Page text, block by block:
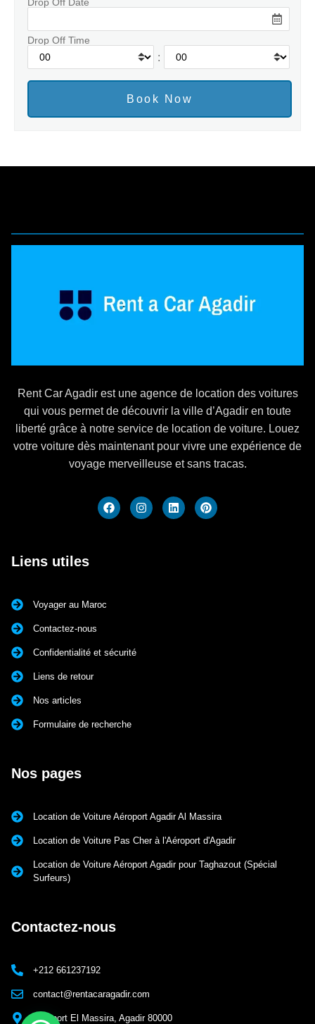
Drop Off Date
Drop Off Time
:
Rent Car Agadir est une agence de location des voitures
qui vous permet de découvrir la ville d’Agadir en toute
liberté grâce à notre service de location de voiture. Louez
votre voiture dès maintenant pour vivre une expérience de
voyage merveilleuse et sans tracas.
Liens utiles
Voyager au Maroc
Contactez-nous
Confidentialité et sécurité
Liens de retour
Nos articles
Formulaire de recherche
Nos pages
Location de Voiture Aéroport Agadir Al Massira
Location de Voiture Pas Cher à l'Aéroport d'Agadir
Location de Voiture Aéroport Agadir pour Taghazout (Spécial
Surfeurs)
Contactez-nous
+212 661237192
contact@rentacaragadir.com
Aéroport El Massira, Agadir 80000